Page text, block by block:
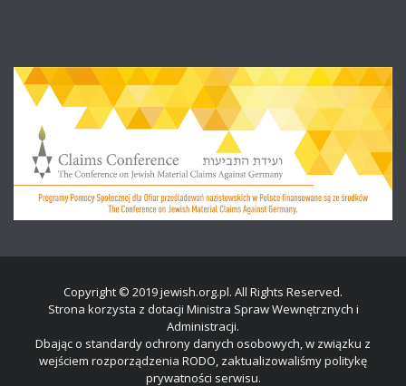
Copyright © 2019 jewish.org.pl. All Rights Reserved.
Strona korzysta z dotacji Ministra Spraw Wewnętrznych i
Administracji.
Dbając o standardy ochrony danych osobowych, w związku z
wejściem rozporządzenia RODO, zaktualizowaliśmy politykę
prywatności serwisu.